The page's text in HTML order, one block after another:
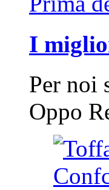
I
Per noi
Oppo